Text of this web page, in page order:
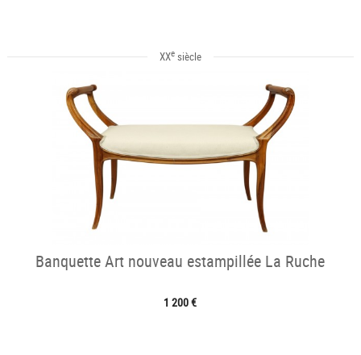
XXesiècle
Banquette Art nouveau estampillée La Ruche
1 200 €